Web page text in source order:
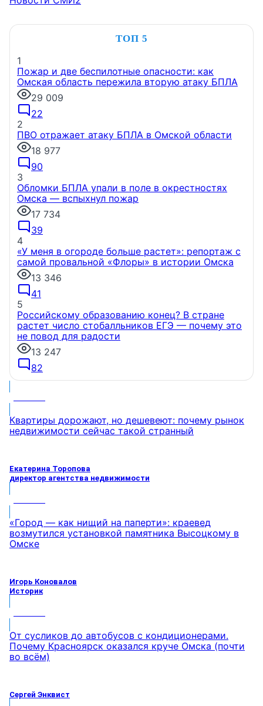
ТОП 5
1
Пожар и две беспилотные опасности: как
Омская область пережила вторую атаку БПЛА
29 009
22
2
ПВО отражает атаку БПЛА в Омской области
18 977
90
3
Обломки БПЛА упали в поле в окрестностях
Омска — вспыхнул пожар
17 734
39
4
«У меня в огороде больше растет»: репортаж с
самой провальной «Флоры» в истории Омска
13 346
41
5
Российскому образованию конец? В стране
растет число стобалльников ЕГЭ — почему это
не повод для радости
13 247
82
Квартиры дорожают, но дешевеют: почему рынок
недвижимости сейчас такой странный
Екатерина Торопова
директор агентства недвижимости
«Город — как нищий на паперти»: краевед
возмутился установкой памятника Высоцкому в
Омске
Игорь Коновалов
Историк
От сусликов до автобусов с кондиционерами.
Почему Красноярск оказался круче Омска (почти
во всём)
Сергей Энквист